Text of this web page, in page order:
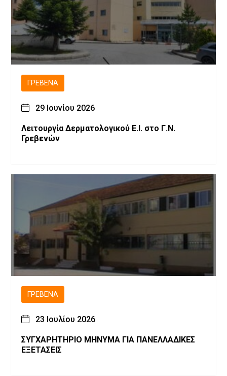
ΓΡΕΒΕΝΆ
29 Ιουνίου 2026
Λειτουργία Δερματολογικού Ε.Ι. στο Γ.Ν.
Γρεβενών
ΓΡΕΒΕΝΆ
23 Ιουλίου 2026
ΣΥΓΧΑΡΗΤΗΡΙΟ ΜΗΝΥΜΑ ΓΙΑ ΠΑΝΕΛΛΑΔΙΚΕΣ
ΕΞΕΤΑΣΕΙΣ